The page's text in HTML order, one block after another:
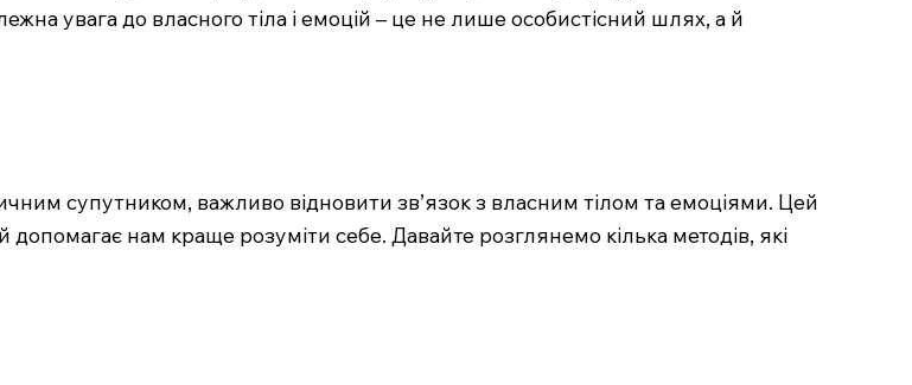
увага до власного тіла і емоцій – це не лише особистісний шлях, а й
супутником, важливо відновити зв’язок з власним тілом та емоціями. Цей
нам краще розуміти себе. Давайте розглянемо кілька методів, які